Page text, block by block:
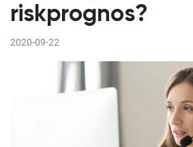
riskprognos?
2020-09-22